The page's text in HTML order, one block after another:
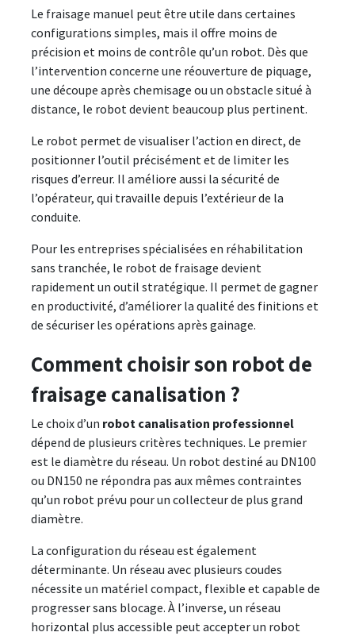
Le fraisage manuel peut être utile dans certaines
configurations simples, mais il offre moins de
précision et moins de contrôle qu’un robot. Dès que
l’intervention concerne une réouverture de piquage,
une découpe après chemisage ou un obstacle situé à
distance, le robot devient beaucoup plus pertinent.
Le robot permet de visualiser l’action en direct, de
positionner l’outil précisément et de limiter les
risques d’erreur. Il améliore aussi la sécurité de
l’opérateur, qui travaille depuis l’extérieur de la
conduite.
Pour les entreprises spécialisées en réhabilitation
sans tranchée, le robot de fraisage devient
rapidement un outil stratégique. Il permet de gagner
en productivité, d’améliorer la qualité des finitions et
de sécuriser les opérations après gainage.
Comment choisir son robot de
fraisage canalisation ?
Le choix d’un robot canalisation professionnel
dépend de plusieurs critères techniques. Le premier
est le diamètre du réseau. Un robot destiné au DN100
ou DN150 ne répondra pas aux mêmes contraintes
qu’un robot prévu pour un collecteur de plus grand
diamètre.
La configuration du réseau est également
déterminante. Un réseau avec plusieurs coudes
nécessite un matériel compact, flexible et capable de
progresser sans blocage. À l’inverse, un réseau
horizontal plus accessible peut accepter un robot